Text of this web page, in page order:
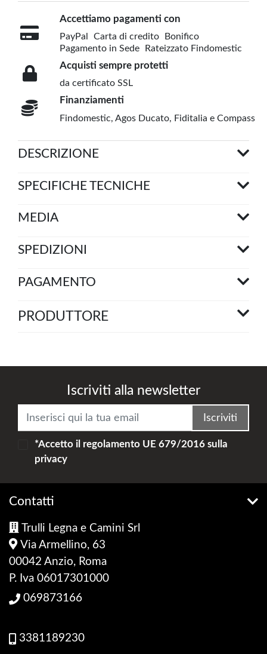
Accettiamo pagamenti con
PayPal Carta di credito
Bonifico
Pagamento in Sede
Rateizzato Findomestic
Acquisti sempre protetti
da certificato SSL
Finanziamenti
Findomestic, Agos Ducato, Fiditalia e Compass
DESCRIZIONE
SPECIFICHE TECNICHE
MEDIA
SPEDIZIONI
PAGAMENTO
PRODUTTORE
Iscriviti alla newsletter
Iscriviti
*Accetto il regolamento UE 679/2016sulla
privacy
Contatti
Trulli Legna e Camini Srl
Via Armellino, 63
00042 Anzio, Roma
P. Iva 06017301000
069873166
3381189230